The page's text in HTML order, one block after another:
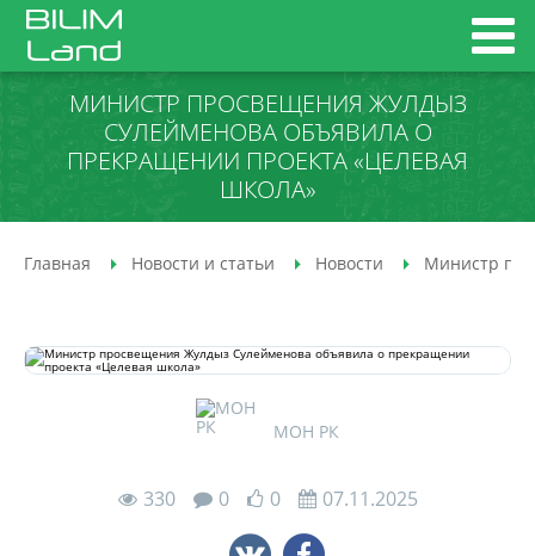
МИНИСТР ПРОСВЕЩЕНИЯ ЖУЛДЫЗ
СУЛЕЙМЕНОВА ОБЪЯВИЛА О
ПРЕКРАЩЕНИИ ПРОЕКТА «ЦЕЛЕВАЯ
ШКОЛА»
Главная Новости и статьи Новости Министр
МОН РК
330 0 0 07.11.2025